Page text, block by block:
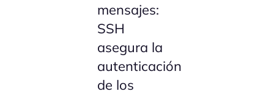
mensajes:
SSH
asegura la
autenticación
de los